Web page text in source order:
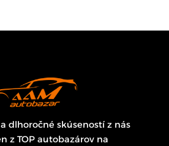
dlhoročné skúseností z nás
z TOP autobazárov na